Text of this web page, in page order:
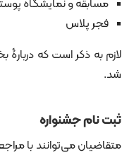
مسابقه و نمایشگاه
فجر پلاس
لازم به ذکر است که
شد.
ثبت نام جشنواره
متقاضیان می‌توانند با